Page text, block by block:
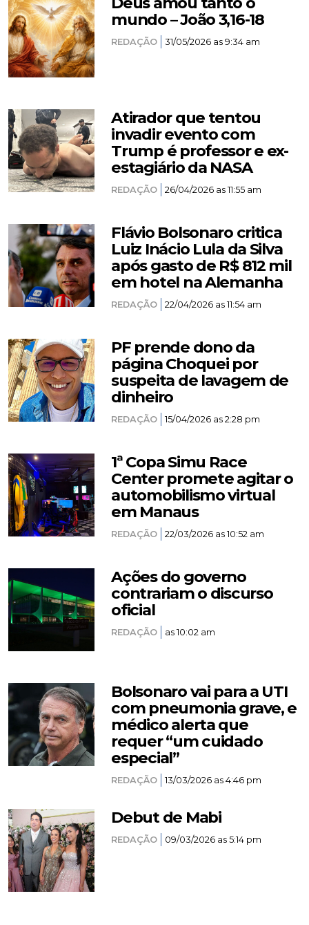
mundo – João 3,16-18
REDAÇÃO 31/05/2026 as 9:34 am
Atirador que tentou
invadir evento com
Trump é professor e ex-
estagiário da NASA
REDAÇÃO 26/04/2026 as 11:55 am
Flávio Bolsonaro critica
Luiz Inácio Lula da Silva
após gasto de R$ 812 mil
em hotel na Alemanha
REDAÇÃO 22/04/2026 as 11:54 am
PF prende dono da
página Choquei por
suspeita de lavagem de
dinheiro
REDAÇÃO 15/04/2026 as 2:28 pm
1ª Copa Simu Race
Center promete agitar o
automobilismo virtual
em Manaus
REDAÇÃO 22/03/2026 as 10:52 am
Ações do governo
contrariam o discurso
oficial
REDAÇÃO as 10:02 am
Bolsonaro vai para a UTI
com pneumonia grave, e
médico alerta que
requer “um cuidado
especial”
REDAÇÃO 13/03/2026 as 4:46 pm
Debut de Mabi
REDAÇÃO 09/03/2026 as 5:14 pm